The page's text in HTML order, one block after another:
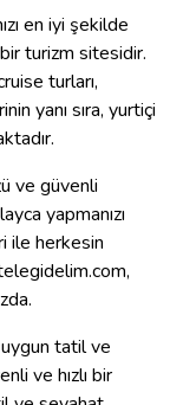
en iyi şekilde
turizm sitesidir.
turları,
yanı sıra, yurtiçi
ve güvenli
yapmanızı
ile herkesin
tatil ve
ve hızlı bir